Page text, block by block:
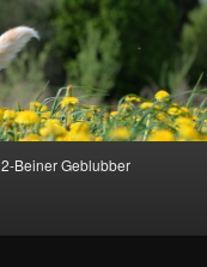
2-Beiner Geblubber